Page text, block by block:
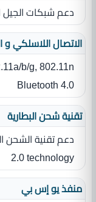
دعم شبكات الجيل
الاتصال اللاسلكي
b/g, 802.11n
Bluetooth 4.0
تقنية شحن البطارية
2.0 technology
منفذ يو إس بي